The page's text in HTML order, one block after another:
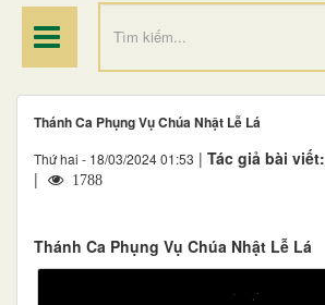
Thánh Ca Phụng Vụ Chúa Nhật Lễ Lá
Thứ hai - 18/03/2024 01:53 | Tác giả bài viết:
|
1788
Thánh Ca Phụng Vụ Chúa Nhật Lễ Lá